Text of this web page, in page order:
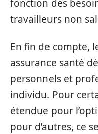
fonction des
travailleurs non
En fin de compte,
assurance santé
personnels et
individu. Pour
étendue pour
pour d’autres, ce